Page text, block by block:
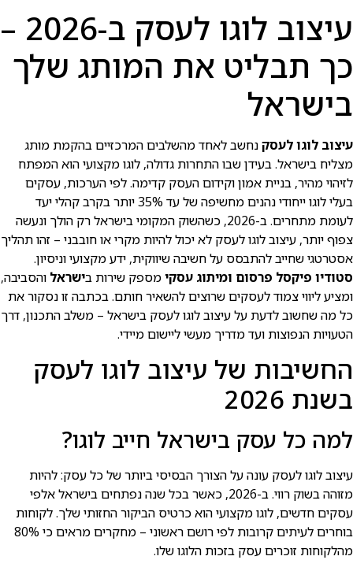
עיצוב לוגו לעסק ב-2026 –
כך תבליט את המותג שלך
בישראל
עיצוב לוגו לעסקנחשב לאחד מהשלבים המרכזיים בהקמת מותג
מצליח בישראל. בעידן שבו התחרות גדולה, לוגו מקצועי הוא המפתח
לזיהוי מהיר, בניית אמון וקידום העסק קדימה. לפי הערכות, עסקים
בעלי לוגו ייחודי נהנים מחשיפה של עד 35% יותר בקרב קהלי יעד
לעומת מתחרים. ב-2026, כשהשוק המקומי בישראל רק הולך ונעשה
צפוף יותר, עיצוב לוגו לעסק לא יכול להיות מקרי או חובבני – זהו תהליך
אסטרטגי שחייב להתבסס על חשיבה שיווקית, ידע מקצועי וניסיון.
סטודיו פיקסל פרסום ומיתוג עסקימספק שירות בישראל והסביבה,
ומציע ליווי צמוד לעסקים שרוצים להשאיר חותם. בכתבה זו נסקור את
כל מה שחשוב לדעת על עיצוב לוגו לעסק בישראל – משלב התכנון, דרך
הטעויות הנפוצות ועד מדריך מעשי ליישום מיידי.
החשיבות של עיצוב לוגו לעסק
בשנת 2026
למה כל עסק בישראל חייב לוגו?
עיצוב לוגו לעסק עונה על הצורך הבסיסי ביותר של כל עסק: להיות
מזוהה בשוק רווי. ב-2026, כאשר בכל שנה נפתחים בישראל אלפי
עסקים חדשים, לוגו מקצועי הוא כרטיס הביקור החזותי שלך. לקוחות
בוחרים לעיתים קרובות לפי רושם ראשוני – מחקרים מראים כי 80%
מהלקוחות זוכרים עסק בזכות הלוגו שלו.